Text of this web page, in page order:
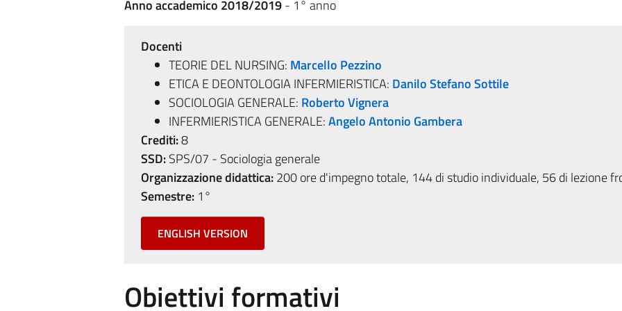
Anno accademico 2018/2019- 1° anno
Docenti
TEORIE DEL NURSING: Marcello Pezzino
ETICA E DEONTOLOGIA INFERMIERISTICA: Danilo Stefano Sottile
SOCIOLOGIA GENERALE: Roberto Vignera
INFERMIERISTICA GENERALE:Angelo Antonio Gambera
Crediti:8
SSD:SPS/07 - Sociologia generale
Organizzazione didattica:200 ore d'impegno totale, 144 di studio individuale, 56 di lezione
Semestre:1°
ENGLISH VERSION
Obiettivi formativi